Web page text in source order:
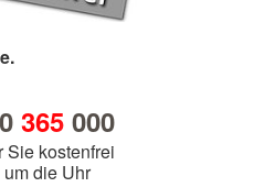
365000
Sie kostenfrei
um die Uhr